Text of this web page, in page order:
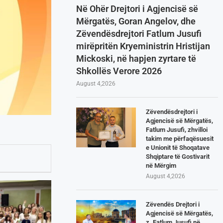
Në Ohër Drejtori i Agjencisë së
Mërgatës, Goran Angelov, dhe
Zëvendësdrejtori Fatlum Jusufi
mirëpritën Kryeministrin Hristijan
Mickoski, në hapjen zyrtare të
Shkollës Verore 2026
August 4,2026
Zëvendësdrejtori i
Agjencisë së Mërgatës,
Fatlum Jusufi, zhvilloi
takim me përfaqësuesit
e Unionit të Shoqatave
Shqiptare të Gostivarit
në Mërgim
August 4,2026
Zëvendës Drejtori i
Agjencisë së Mërgatës,